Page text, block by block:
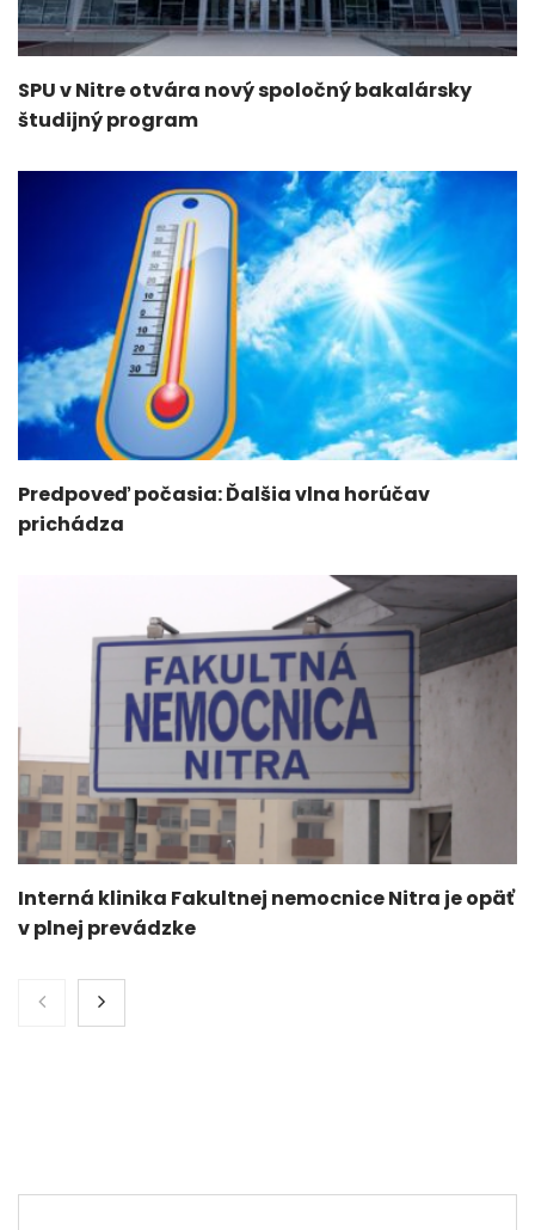
SPU v Nitre otvára nový spoločný bakalársky
študijný program
Predpoveď počasia: Ďalšia vlna horúčav
prichádza
Interná klinika Fakultnej nemocnice Nitra je opäť
v plnej prevádzke